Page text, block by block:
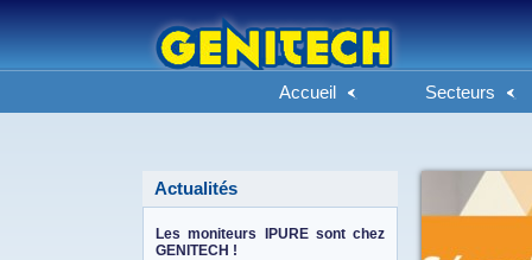
Accueil Secteurs
Actualités
Les moniteurs IPURE sont chez
GENITECH !